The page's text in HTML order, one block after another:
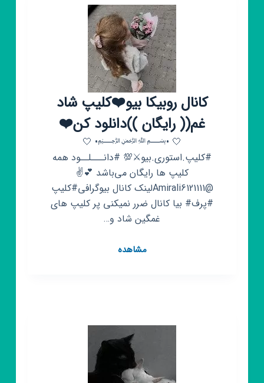
کانال روبیکا بیو❤️کلیپ شاد
غم(( رایگان ))دانلود کن❤️
🤍 •﷽• 🤍
#کلیپ.استوری.بیو⚔💯 #دانـــلــود همه
کلیپ ها رایگان می‌باشد 💕✌️
@Amirali6121111لینک کانال بیوگرافی#کلیپ
#پرف# بیا کانال ضرر نمیکنی پر کلیپ های
غمگین شاد و…
مشاهدهکانال
رایگان
))دانلود
کن